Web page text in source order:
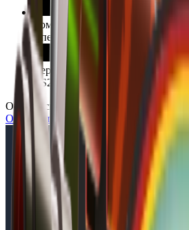
Команда
Спецназ
Версия модели
CS2
Осмотр скина
Осмотреть в игре